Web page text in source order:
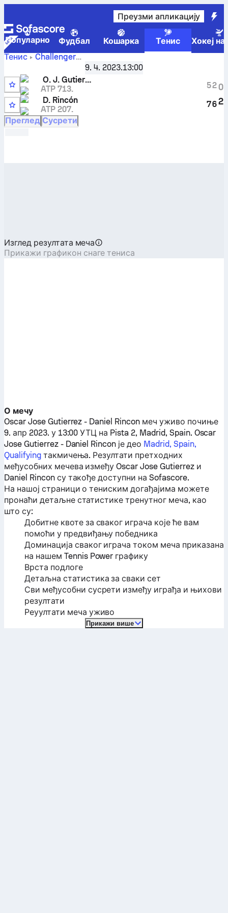
Преузми апликацију
Популарно Фудбал Кошарка Тенис
Хокеј
Тенис
Challenger
Madrid, Spain, Qualifying,Квалификације, 1. коло
Oscar Jose Gutierrez
резултати међусобних сусрета
9. 4. 2023.13:00
A
O. J. Gutierrez
ATP 713.
7
D. Rincón
ATP 207.
5
7
2
6
0
2
Преглед Сусрети
Изглед резултата меча
Прикажи графикон снаге тениса
О мечу
Oscar Jose Gutierrez - Daniel Rincon меч уживо почиње
9. апр 2023. у 13:00 УТЦ на Pista 2, Madrid, Spain. Oscar
Jose Gutierrez- Daniel Rincon је део Madrid, Spain,
Qualifyingтакмичења. Резултати претходних
међусобних мечева измеђуOscar Jose Gutierrezи
Daniel Rinconсу такође доступни на Sofascore.
На нашој страници о тениским догађајима можете
пронаћи детаљне статистике тренутног меча, као
што су:
Добитне квоте за сваког играча које ће вам
помоћи у предвиђању победника
Доминација сваког играча током меча приказана
на нашем Tennis Power графику
Врста подлоге
Детаљна статистика за сваки сет
Сви међусобни сусрети између играђа и њихови
резултати
Реуултати меча уживо
Прикажи више